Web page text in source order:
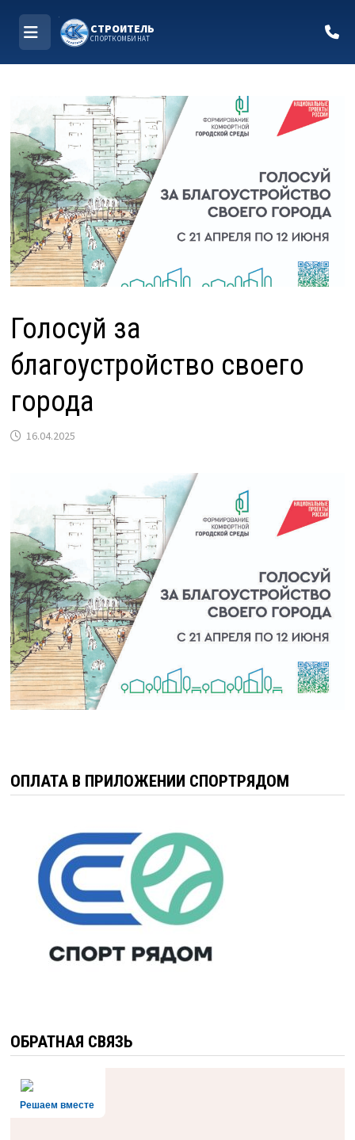
содержимому
МЕНЮ
СТРОИТЕЛЬ
СПОРТКОМБИНАТ
Голосуй за
благоустройство своего
города
16.04.2025
ОПЛАТА В ПРИЛОЖЕНИИ СПОРТРЯДОМ
ОБРАТНАЯ СВЯЗЬ
Решаем вместе